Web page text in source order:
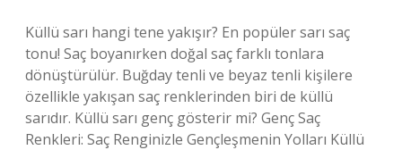
Küllü sarı hangi tene yakışır? En popüler sarı saç
tonu! Saç boyanırken doğal saç farklı tonlara
dönüştürülür. Buğday tenli ve beyaz tenli kişilere
özellikle yakışan saç renklerinden biri de küllü
sarıdır. Küllü sarı genç gösterir mi? Genç Saç
Renkleri: Saç Renginizle Gençleşmenin Yolları Küllü